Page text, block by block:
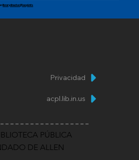
librarydirector@acpl.info
Privacidad
acpl.lib.in.us
PÚBLICA
DE ALLEN